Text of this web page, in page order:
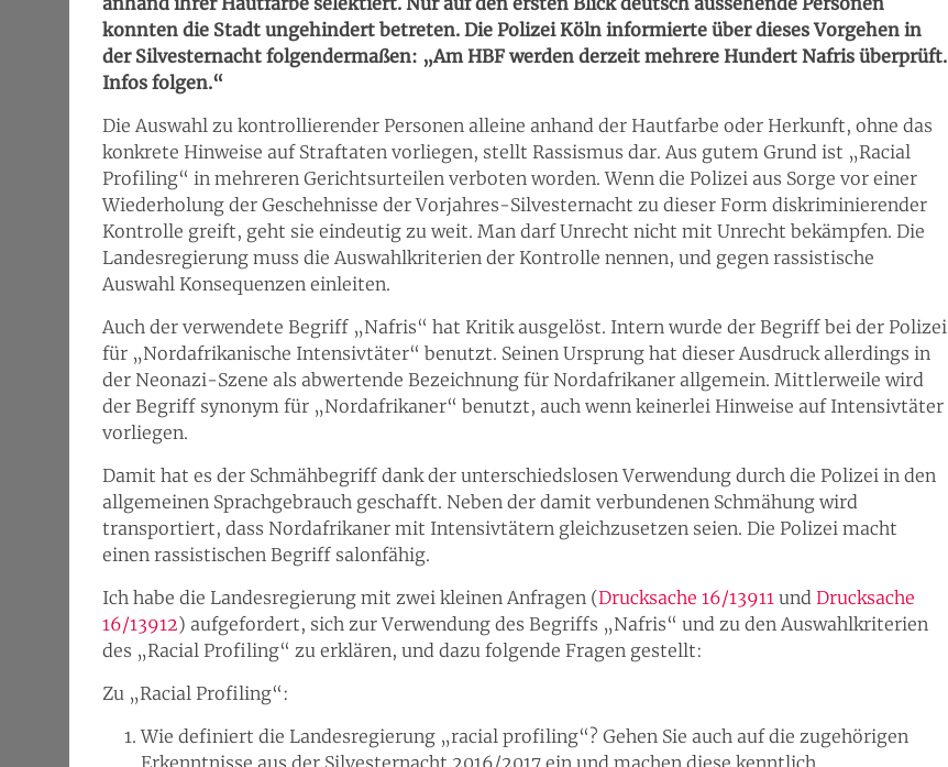
konnten die Stadt ungehindert betreten. Die Polizei Köln informierte über dieses Vorgehen in
der Silvesternacht folgendermaßen: „Am HBF werden derzeit mehrere Hundert Nafris überprüft.
Infos folgen.“
Die Auswahl zu kontrollierender Personen alleine anhand der Hautfarbe oder Herkunft, ohne das
konkrete Hinweise auf Straftaten vorliegen, stellt Rassismus dar. Aus gutem Grund ist „Racial
Profiling“ in mehreren Gerichtsurteilen verboten worden. Wenn die Polizei aus Sorge vor einer
Wiederholung der Geschehnisse der Vorjahres-Silvesternacht zu dieser Form diskriminierender
Kontrolle greift, geht sie eindeutig zu weit. Man darf Unrecht nicht mit Unrecht bekämpfen. Die
Landesregierung muss die Auswahlkriterien der Kontrolle nennen, und gegen rassistische
Auswahl Konsequenzen einleiten.
Auch der verwendete Begriff „Nafris“ hat Kritik ausgelöst. Intern wurde der Begriff bei der Polizei
für „Nordafrikanische Intensivtäter“ benutzt. Seinen Ursprung hat dieser Ausdruck allerdings in
der Neonazi-Szene als abwertende Bezeichnung für Nordafrikaner allgemein. Mittlerweile wird
der Begriff synonym für „Nordafrikaner“ benutzt, auch wenn keinerlei Hinweise auf Intensivtäter
vorliegen.
Damit hat es der Schmähbegriff dank der unterschiedslosen Verwendung durch die Polizei in den
allgemeinen Sprachgebrauch geschafft. Neben der damit verbundenen Schmähung wird
transportiert, dass Nordafrikaner mit Intensivtätern gleichzusetzen seien. Die Polizei macht
einen rassistischen Begriff salonfähig.
Ich habe die Landesregierung mit zwei kleinen Anfragen (Drucksache 16/13911 und Drucksache
16/13912) aufgefordert, sich zur Verwendung des Begriffs „Nafris“ und zu den Auswahlkriterien
des „Racial Profiling“ zu erklären, und dazu folgende Fragen gestellt:
Zu „Racial Profiling“:
Wie definiert die Landesregierung „racial profiling“? Gehen Sie auch auf die zugehörigen
Erkenntnisse aus der Silvesternacht 2016/2017 ein und machen diese kenntlich.